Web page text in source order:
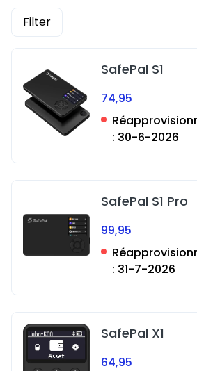
Filter
SafePal S1
74,95
: 30-6-2026
SafePal S1 Pro
99,95
: 31-7-2026
SafePal X1
64,95